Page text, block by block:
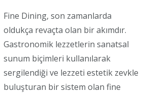
Fine Dining, son zamanlarda
oldukça revaçta olan bir akımdır.
Gastronomik lezzetlerin sanatsal
sunum biçimleri kullanılarak
sergilendiği ve lezzeti estetik zevkle
buluşturan bir sistem olan fine